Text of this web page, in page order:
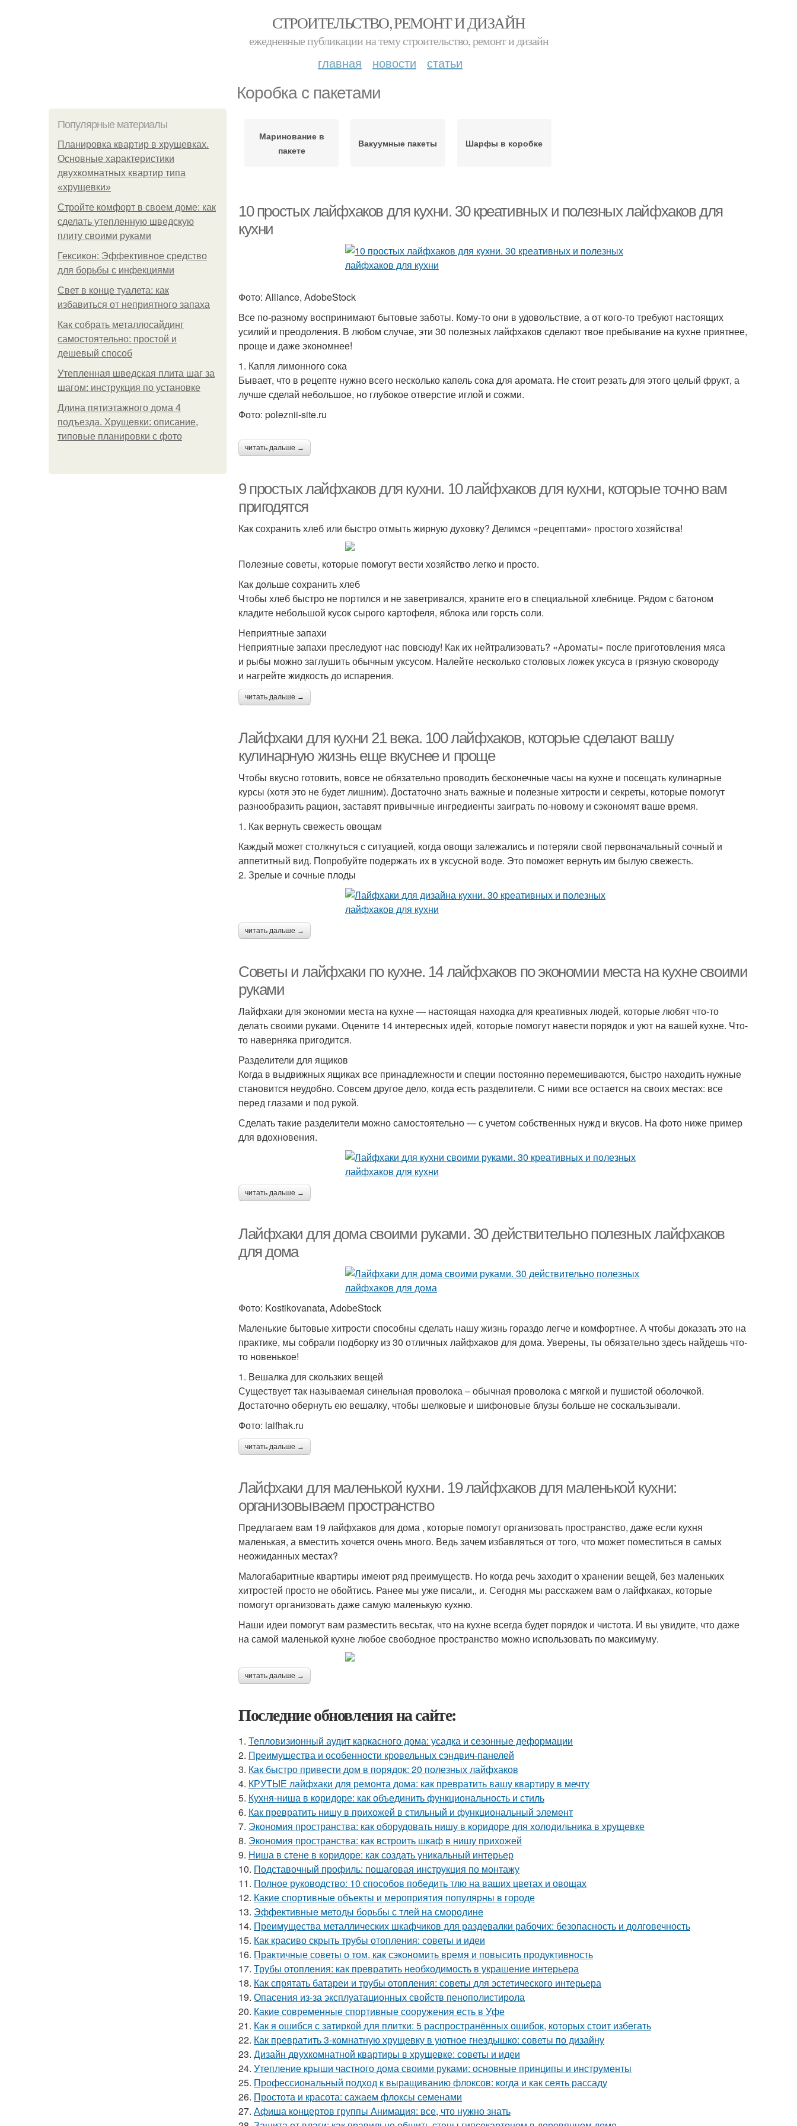
СТРОИТЕЛЬСТВО, РЕМОНТ И ДИЗАЙН
ежедневные публикации на тему строительство, ремонт и дизайн
главная новости статьи
Коробка с пакетами
Популярные материалы
Планировка квартир в хрущевках.
Основные характеристики
двухкомнатных квартир типа
«хрущевки»
Стройте комфорт в своем доме: как
сделать утепленную шведскую
плиту своими руками
Гексикон: Эффективное средство
для борьбы с инфекциями
Свет в конце туалета: как
избавиться от неприятного запаха
Как собрать металлосайдинг
самостоятельно: простой и
дешевый способ
Утепленная шведская плита шаг за
шагом: инструкция по установке
Длина пятиэтажного дома 4
подъезда. Хрущевки: описание,
типовые планировки с фото
Маринование в
пакете
Вакуумные пакеты Шарфы в коробке
10 простых лайфхаков для кухни. 30 креативных и полезных лайфхаков для
кухни
Фото: Alliance, AdobeStock
Все по-разному воспринимают бытовые заботы. Кому-то они в удовольствие, а от кого-то требуют настоящих
усилий и преодоления. В любом случае, эти 30 полезных лайфхаков сделают твое пребывание на кухне приятнее,
проще и даже экономнее!
1. Капля лимонного сока
Бывает, что в рецепте нужно всего несколько капель сока для аромата. Не стоит резать для этого целый фрукт, а
лучше сделай небольшое, но глубокое отверстие иглой и сожми.
Фото: poleznii-site.ru
читать дальше →
9 простых лайфхаков для кухни. 10 лайфхаков для кухни, которые точно вам
пригодятся
Как сохранить хлеб или быстро отмыть жирную духовку? Делимся «рецептами» простого хозяйства!
Полезные советы, которые помогут вести хозяйство легко и просто.
Как дольше сохранить хлеб
Чтобы хлеб быстро не портился и не заветривался, храните его в специальной хлебнице. Рядом с батоном
кладите небольшой кусок сырого картофеля, яблока или горсть соли.
Неприятные запахи
Неприятные запахи преследуют нас повсюду! Как их нейтрализовать? «Ароматы» после приготовления мяса
и рыбы можно заглушить обычным уксусом. Налейте несколько столовых ложек уксуса в грязную сковороду
и нагрейте жидкость до испарения.
читать дальше →
Лайфхаки для кухни 21 века. 100 лайфхаков, которые сделают вашу
кулинарную жизнь еще вкуснее и проще
Чтобы вкусно готовить, вовсе не обязательно проводить бесконечные часы на кухне и посещать кулинарные
курсы (хотя это не будет лишним). Достаточно знать важные и полезные хитрости и секреты, которые помогут
разнообразить рацион, заставят привычные ингредиенты заиграть по-новому и сэкономят ваше время.
1. Как вернуть свежесть овощам
Каждый может столкнуться с ситуацией, когда овощи залежались и потеряли свой первоначальный сочный и
аппетитный вид. Попробуйте подержать их в уксусной воде. Это поможет вернуть им былую свежесть.
2. Зрелые и сочные плоды
читать дальше →
Советы и лайфхаки по кухне. 14 лайфхаков по экономии места на кухне своими
руками
Лайфхаки для экономии места на кухне — настоящая находка для креативных людей, которые любят что-то
делать своими руками. Оцените 14 интересных идей, которые помогут навести порядок и уют на вашей кухне. Что-
то наверняка пригодится.
Разделители для ящиков
Когда в выдвижных ящиках все принадлежности и специи постоянно перемешиваются, быстро находить нужные
становится неудобно. Совсем другое дело, когда есть разделители. С ними все остается на своих местах: все
перед глазами и под рукой.
Сделать такие разделители можно самостоятельно — с учетом собственных нужд и вкусов. На фото ниже пример
для вдохновения.
читать дальше →
Лайфхаки для дома своими руками. 30 действительно полезных лайфхаков
для дома
Фото: Kostikovanata, AdobeStock
Маленькие бытовые хитрости способны сделать нашу жизнь гораздо легче и комфортнее. А чтобы доказать это на
практике, мы собрали подборку из 30 отличных лайфхаков для дома. Уверены, ты обязательно здесь найдешь что-
то новенькое!
1. Вешалка для скользких вещей
Существует так называемая синельная проволока – обычная проволока с мягкой и пушистой оболочкой.
Достаточно обернуть ею вешалку, чтобы шелковые и шифоновые блузы больше не соскальзывали.
Фото: laifhak.ru
читать дальше →
Лайфхаки для маленькой кухни. 19 лайфхаков для маленькой кухни:
организовываем пространство
Предлагаем вам 19 лайфхаков для дома , которые помогут организовать пространство, даже если кухня
маленькая, а вместить хочется очень много. Ведь зачем избавляться от того, что может поместиться в самых
неожиданных местах?
Малогабаритные квартиры имеют ряд преимуществ. Но когда речь заходит о хранении вещей, без маленьких
хитростей просто не обойтись. Ранее мы уже писали,, и. Сегодня мы расскажем вам о лайфхаках, которые
помогут организовать даже самую маленькую кухню.
Наши идеи помогут вам разместить весьтак, что на кухне всегда будет порядок и чистота. И вы увидите, что даже
на самой маленькой кухне любое свободное пространство можно использовать по максимуму.
читать дальше →
Последние обновления на сайте:
1. Тепловизионный аудит каркасного дома: усадка и сезонные деформации
2. Преимущества и особенности кровельных сэндвич-панелей
3. Как быстро привести дом в порядок: 20 полезных лайфхаков
4. КРУТЫЕ лайфхаки для ремонта дома: как превратить вашу квартиру в мечту
5. Кухня-ниша в коридоре: как объединить функциональность и стиль
6. Как превратить нишу в прихожей в стильный и функциональный элемент
7. Экономия пространства: как оборудовать нишу в коридоре для холодильника в хрущевке
8. Экономия пространства: как встроить шкаф в нишу прихожей
9. Ниша в стене в коридоре: как создать уникальный интерьер
10. Подставочный профиль: пошаговая инструкция по монтажу
11. Полное руководство: 10 способов победить тлю на ваших цветах и овощах
12. Какие спортивные объекты и мероприятия популярны в городе
13. Эффективные методы борьбы с тлей на смородине
14. Преимущества металлических шкафчиков для раздевалки рабочих: безопасность и долговечность
15. Как красиво скрыть трубы отопления: советы и идеи
16. Практичные советы о том, как сэкономить время и повысить продуктивность
17. Трубы отопления: как превратить необходимость в украшение интерьера
18. Как спрятать батареи и трубы отопления: советы для эстетического интерьера
19. Опасения из-за эксплуатационных свойств пенополистирола
20. Какие современные спортивные сооружения есть в Уфе
21. Как я ошибся с затиркой для плитки: 5 распространённых ошибок, которых стоит избегать
22. Как превратить 3-комнатную хрущевку в уютное гнездышко: советы по дизайну
23. Дизайн двухкомнатной квартиры в хрущевке: советы и идеи
24. Утепление крыши частного дома своими руками: основные принципы и инструменты
25. Профессиональный подход к выращиванию флоксов: когда и как сеять рассаду
26. Простота и красота: сажаем флоксы семенами
27. Афиша концертов группы Анимация: все, что нужно знать